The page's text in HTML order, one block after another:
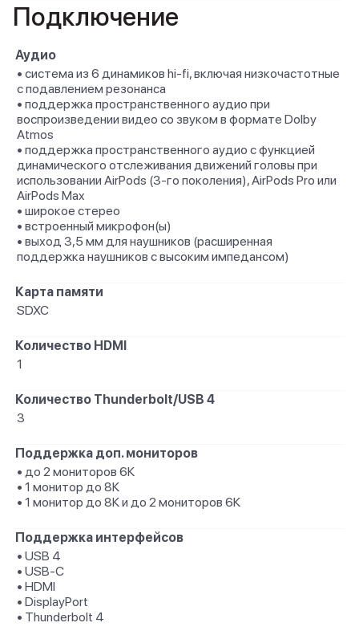
Подключение
Аудио
• система из 6 динамиков hi-fi, включая низкочастотные
с подавлением резонанса
• поддержка пространственного аудио при
воспроизведении видео со звуком в формате Dolby
Atmos
• поддержка пространственного аудио с функцией
динамического отслеживания движений головы при
использовании AirPods (3‑го поколения), AirPods Pro или
AirPods Max
• широкое стерео
• встроенный микрофон(ы)
• выход 3,5 мм для наушников (расширенная
поддержка наушников с высоким импедансом)
Карта памяти
SDXC
Количество HDMI
1
Количество Thunderbolt/USB 4
3
Поддержка доп. мониторов
• до 2 мониторов 6К
• 1 монитор до 8К
• 1 монитор до 8К и до 2 мониторов 6К
Поддержка интерфейсов
• USB 4
• USB-C
• HDMI
• DisplayPort
• Thunderbolt 4